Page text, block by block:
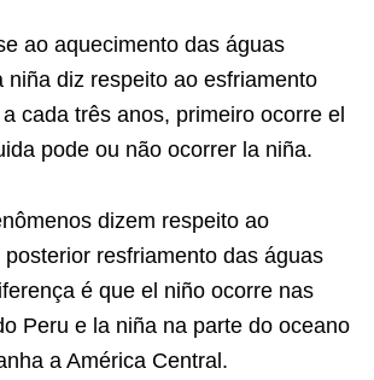
ao aquecimento das águas
niña diz respeito ao esfriamento
cada três anos, primeiro ocorre el
pode ou não ocorrer la niña.
dizem respeito ao
resfriamento das águas
é que el niño ocorre nas
Peru e la niña na parte do oceano
a América Central.